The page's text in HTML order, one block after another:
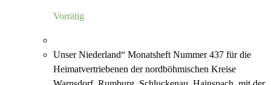
Vorrätig
Unser Niederland“ Monatsheft Nummer 437 für die
Heimatvertriebenen der nordböhmischen Kreise